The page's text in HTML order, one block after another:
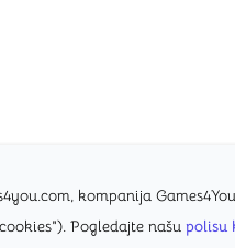
kompanija
Pogledajte našu polisu